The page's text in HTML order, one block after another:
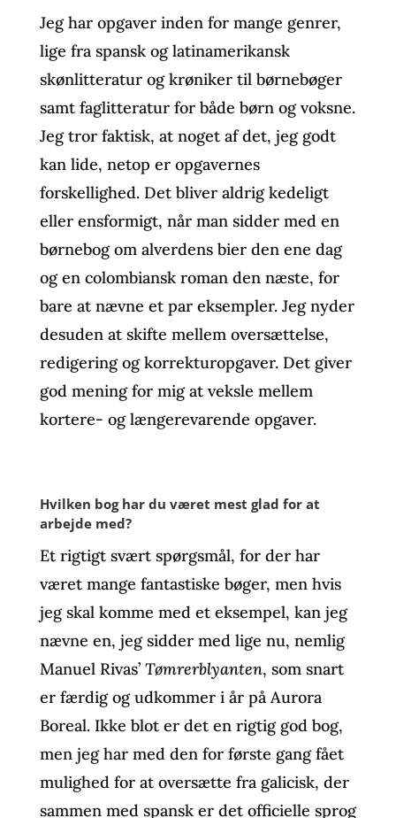
Jeg har opgaver inden for mange genrer,
lige fra spansk og latinamerikansk
skønlitteratur og krøniker til børnebøger
samt faglitteratur for både børn og voksne.
Jeg tror faktisk, at noget af det, jeg godt
kan lide, netop er opgavernes
forskellighed. Det bliver aldrig kedeligt
eller ensformigt, når man sidder med en
børnebog om alverdens bier den ene dag
og en colombiansk roman den næste, for
bare at nævne et par eksempler. Jeg nyder
desuden at skifte mellem oversættelse,
redigering og korrekturopgaver. Det giver
god mening for mig at veksle mellem
kortere- og længerevarende opgaver.
Hvilken bog har du været mest glad for at
arbejde med?
Et rigtigt svært spørgsmål, for der har
været mange fantastiske bøger, men hvis
jeg skal komme med et eksempel, kan jeg
nævne en, jeg sidder med lige nu, nemlig
Manuel Rivas’ Tømrerblyanten, som snart
er færdig og udkommer i år på Aurora
Boreal. Ikke blot er det en rigtig god bog,
men jeg har med den for første gang fået
mulighed for at oversætte fra galicisk, der
sammen med spansk er det officielle sprog